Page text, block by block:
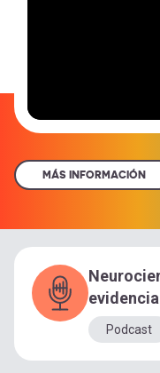
MÁS INFORMACIÓN
evidencia
Podcast